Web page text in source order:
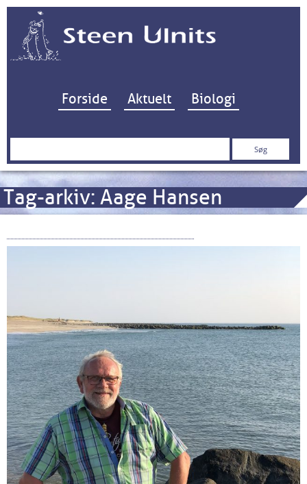
Hop til indhold
Forside Aktuelt Biologi
Søg
Tag-arkiv: Aage Hansen